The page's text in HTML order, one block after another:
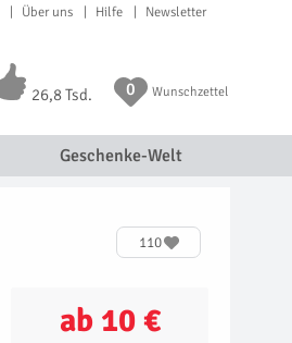
Über uns Hilfe Newsletter
26,8 Tsd. 0 Wunschzettel
Geschenke-Welt
110
ab 10 €